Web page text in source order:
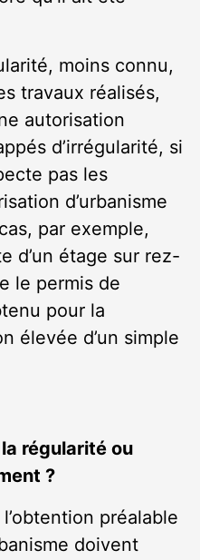
moins connu,
travaux réalisés,
autorisation
d’irrégularité, si
pas les
d’urbanisme
par exemple,
d’un étage sur rez-
le permis de
pour la
élevée d’un simple
régularité ou
?
préalable
doivent